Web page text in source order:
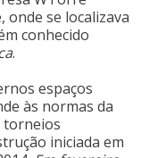
se localizava
conhecido
.
espaços
às normas da
torneios
iniciada em